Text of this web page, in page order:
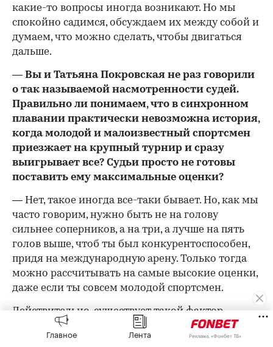
какие-то вопросы иногда возникают. Но мы
спокойно садимся, обсуждаем их между собой и
думаем, что можно сделать, чтобы двигаться
дальше.
— Вы и Татьяна Покровская не раз говорили
о так называемой насмотренности судей.
Правильно ли понимаем, что в синхронном
плавании практически невозможна история,
когда молодой и малоизвестный спортсмен
приезжает на крупный турнир и сразу
выигрывает все? Судьи просто не готовы
поставить ему максимальные оценки?
— Нет, такое иногда все-таки бывает. Но, как мы
часто говорим, нужно быть не на голову
сильнее соперников, а на три, а лучше на пять
голов выше, чтоб ты был конкурентоспособен,
придя на международную арену. Только тогда
можно рассчитывать на самые высокие оценки,
даже если ты совсем молодой спортсмен.
Действительно, существует такой фактор.
Иногда нужно в очереди отстоять свое. Судьям
нужно время, чтобы привыкнуть к спортсмену,
Главное Лента Реклама, «Фонбет ТВ»